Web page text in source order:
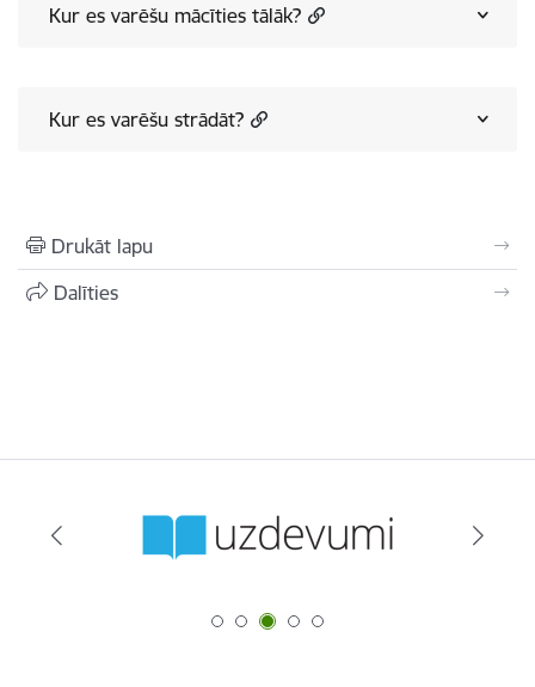
Kur es varēšu mācīties tālāk?
Kur es varēšu strādāt?
Drukāt lapu
Dalīties